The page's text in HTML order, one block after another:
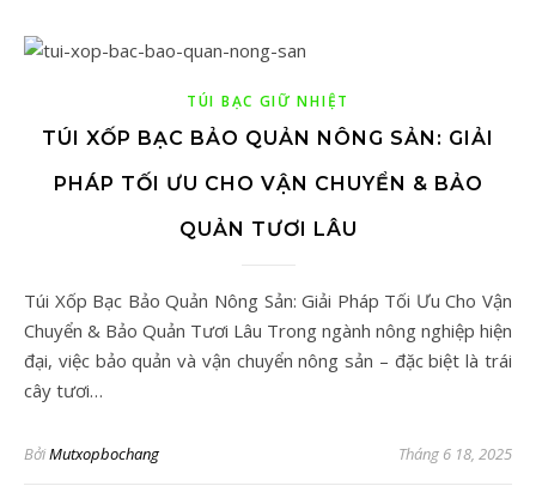
TÚI BẠC GIỮ NHIỆT
TÚI XỐP BẠC BẢO QUẢN NÔNG SẢN: GIẢI
PHÁP TỐI ƯU CHO VẬN CHUYỂN & BẢO
QUẢN TƯƠI LÂU
Túi Xốp Bạc Bảo Quản Nông Sản: Giải Pháp Tối Ưu Cho Vận
Chuyển & Bảo Quản Tươi Lâu Trong ngành nông nghiệp hiện
đại, việc bảo quản và vận chuyển nông sản – đặc biệt là trái
cây tươi…
BởiMutxopbochang Tháng 6 18, 2025